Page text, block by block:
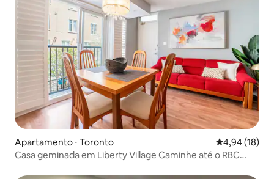
Apartamento ⋅ Toronto 4,94 de uma
4,94 (18)
Casa geminada em Liberty Village Caminhe até o RBC